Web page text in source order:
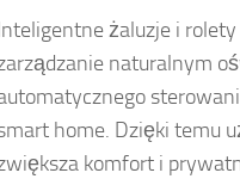
żaluzje i
naturalnym
home. Dzięki temu
komfort i